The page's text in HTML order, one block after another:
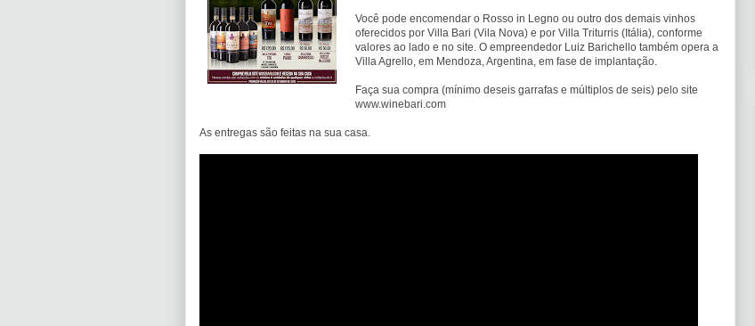
Você pode encomendar o Rosso in Legno ou outro dos demais vinhos
oferecidos por Villa Bari (Vila Nova) e por Villa Triturris (Itália), conforme
valores ao lado e no site. O empreendedor Luiz Barichello também opera a
Villa Agrello, em Mendoza, Argentina, em fase de implantação.
Faça sua compra (mínimo deseis garrafas e múltiplos de seis) pelo site
www.winebari.com
As entregas são feitas na sua casa.